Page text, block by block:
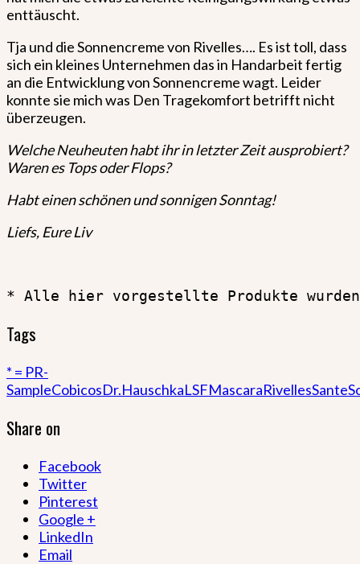
enttäuscht.
Tja und die Sonnencreme von Rivelles…. Es ist toll, dass
sich ein kleines Unternehmen das in Handarbeit fertig
an die Entwicklung von Sonnencreme wagt. Leider
konnte sie mich was Den Tragekomfort betrifft nicht
überzeugen.
Welche Neuheuten habt ihr in letzter Zeit ausprobiert?
Waren es Tops oder Flops?
Habt einen schönen und sonnigen Sonntag!
Liefs, Eure Liv
* Alle hier vorgestellte Produkte
Tags
* = PR-
SampleCobicosDr.HauschkaLSFMascaraRivellesSante
Share on
Facebook
Twitter
Pinterest
Google +
LinkedIn
Email